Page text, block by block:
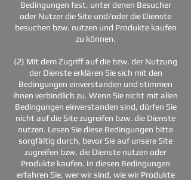
Bedingungen fest, unter denen Besucher
oder Nutzer die Site und/oder die Dienste
besuchen bzw. nutzen und Produkte kaufen
zu können.
(2) Mit dem Zugriff auf die bzw. der Nutzung
der Dienste erklären Sie sich mit den
Bedingungen einverstanden und stimmen
ihnen verbindlich zu. Wenn Sie nicht mit allen
Bedingungen einverstanden sind, dürfen Sie
nicht auf die Site zugreifen bzw. die Dienste
nutzen. Lesen Sie diese Bedingungen bitte
sorgfältig durch, bevor Sie auf unsere Site
zugreifen bzw. die Dienste nutzen oder
Produkte kaufen. In diesen Bedingungen
erfahren Sie, wer wir sind, wie wir Produkte